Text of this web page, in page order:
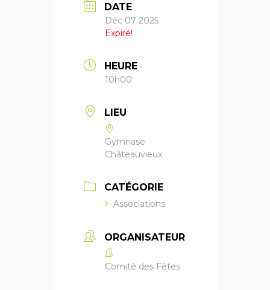
DATE
Déc 07 2025
Expiré!
HEURE
10h00
LIEU
Gymnase
Châteauvieux
CATÉGORIE
Associations
ORGANISATEUR
Comité des Fêtes